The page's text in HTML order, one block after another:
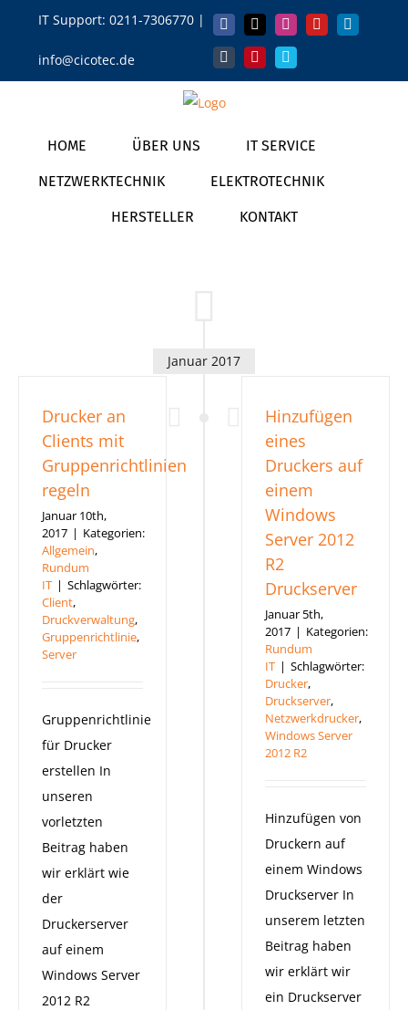
springen
IT Support: 0211-7306770|
info@cicotec.de
Facebook
X InstagramYouTubeLinkedIn
TumblrPinterestVimeo
HOME ÜBER UNS IT SERVICE
NETZWERKTECHNIK ELEKTROTECHNIK
HERSTELLER KONTAKT
Januar 2017
Drucker an
Clients mit
Gruppenrichtlinien
regeln
Januar 10th,
2017 | Kategorien:
Allgemein,
Rundum
IT | Schlagwörter:
Client,
Druckverwaltung,
Gruppenrichtlinie,
Server
Gruppenrichtlinie
für Drucker
erstellen In
unseren
vorletzten
Beitrag haben
wir erklärt wie
der
Druckerserver
auf einem
Windows Server
2012 R2
Hinzufügen
eines
Druckers auf
einem
Windows
Server 2012
R2
Druckserver
Januar 5th,
2017 | Kategorien:
Rundum
IT | Schlagwörter:
Drucker,
Druckserver,
Netzwerkdrucker,
Windows Server
2012 R2
Hinzufügen von
Druckern auf
einem Windows
Druckserver In
unserem letzten
Beitrag haben
wir erklärt wir
ein Druckserver